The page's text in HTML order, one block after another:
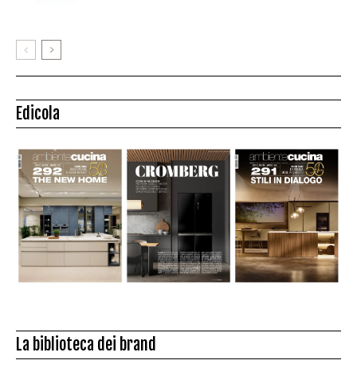
Edicola
La biblioteca dei brand